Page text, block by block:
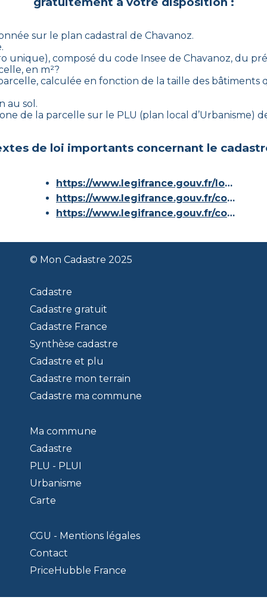
sur le plan cadastral de Chavanoz.
unique), composé du code Insee de Chavanoz, du
en m²?
calculée en fonction de la taille des bâtiments
au sol.
de la parcelle sur le PLU (plan local d’Urbanisme)
de loi importants concernant le
https://www.legifrance.gouv.fr/loda/id/JORFTEXT000000686267/
https://www.legifrance.gouv.fr/codes/article_lc/LEGIARTI000036588629/
https://www.legifrance.gouv.fr/codes/id/LEGISCTA000006180153/
© Mon Cadastre 2025
Cadastre
Cadastre gratuit
Cadastre France
Synthèse cadastre
Cadastre et plu
Cadastre mon terrain
Cadastre ma commune
Ma commune
Cadastre
PLU - PLUI
Urbanisme
Carte
CGU - Mentions légales
Contact
PriceHubble France